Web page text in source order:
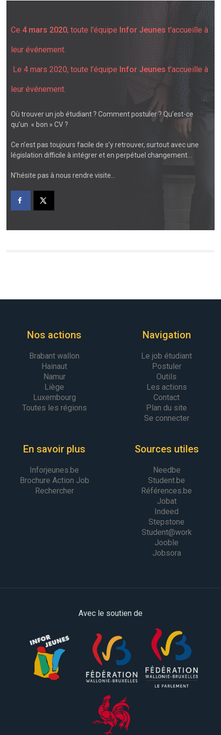
Ce 4 mars 2020, toute l'équipe Infor Jeunes t'accueille à
leur événement.
Le 4 mars 2020, toute l’équipe Infor Jeunes t’accueille à
leur événement.
Où trouver un job étudiant ? Comment postuler ? Qu’est-ce
qu’un « bon » CV ?
Ce n’est pas toujours facile de s’y retrouver, surtout avec une
législation difficile à intégrer et en perpétuel changement…
N’hésite pas à nous rendre visite…
Nos actions
Brabant wallon
Hainaut
Namur
Liège
Luxembourg
Toutes les régions
Navigation
Le job étudiant
Postuler
Outils
Les actions
Contact
Plan du site
Se connecter
En savoir plus
Inforjeunes.be
Brochure Action Job
Rechercher
Sources utiles
Needbe
Student.be
Références.be
Jobat
Indeed
Stepstone
Student@work
Jooble
Jobsora
Avec le soutien de